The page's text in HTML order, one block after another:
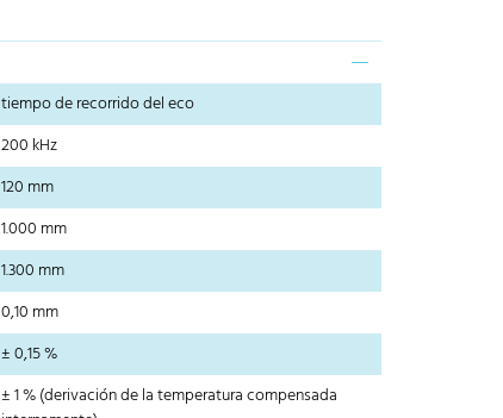
tiempo de recorrido del eco
200 kHz
120 mm
1.000 mm
1.300 mm
0,10 mm
± 0,15 %
± 1 % (derivación de la temperatura compensada